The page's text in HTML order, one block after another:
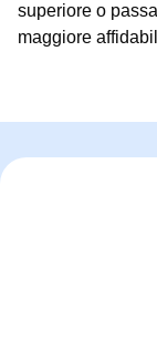
superiore o
maggiore